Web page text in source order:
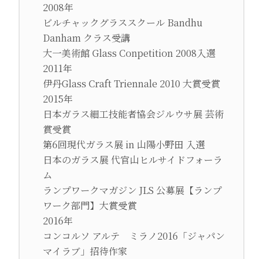
2008年
ビルチャックグラススクール Bandhu
Danham クラス受講
大一美術館 Glass Conpetition 2008入選
2011年
伊丹Glass Craft Triennale 2010 大賞受賞
2015年
日本ガラス細工技能者協会ジルウサ展 芸術
賞受賞
第6回現代ガラス展 in 山陽小野田 入選
日本のガラス展 代官山ヒルサイドフォーラ
ム
ランプワークマガジン JLS 公募展【ランプ
ワーク部門】大賞受賞
2016年
コンコルソ アルテ ミラノ2016「ジャパン
マイラブ」招待作家